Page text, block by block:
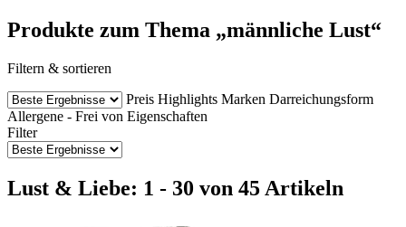
Produkte zum Thema „männliche Lust“
Filtern & sortieren
Preis Highlights Marken Darreichungsform
Allergene - Frei von Eigenschaften
Filter
Lust & Liebe: 1 - 30 von 45 Artikeln